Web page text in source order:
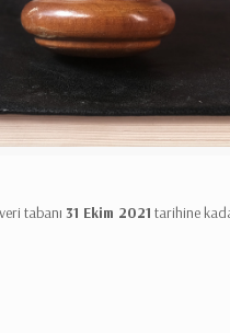
veri tabanı 31 Ekim 2021 tarihine